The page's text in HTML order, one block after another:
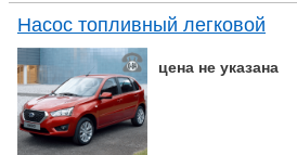
Насос топливный легковой
цена не указана